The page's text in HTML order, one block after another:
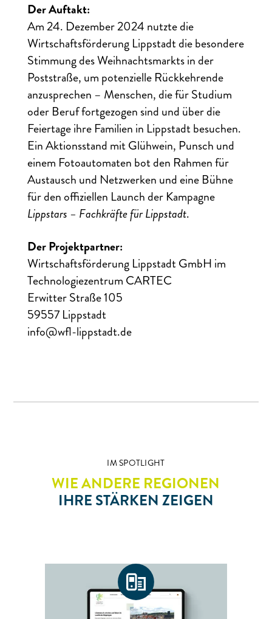
Der Auftakt:
Am 24. Dezember 2024 nutzte die
Wirtschaftsförderung Lippstadt die besondere
Stimmung des Weihnachtsmarkts in der
Poststraße, um potenzielle Rückkehrende
anzusprechen – Menschen, die für Studium
oder Beruf fortgezogen sind und über die
Feiertage ihre Familien in Lippstadt besuchen.
Ein Aktionsstand mit Glühwein, Punsch und
einem Fotoautomaten bot den Rahmen für
Austausch und Netzwerken und eine Bühne
für den offiziellen Launch der Kampagne
Lippstars – Fachkräfte für Lippstadt.
Der Projektpartner:
Wirtschaftsförderung Lippstadt GmbH im
Technologiezentrum CARTEC
Erwitter Straße 105
59557 Lippstadt
info@wfl-lippstadt.de
IM SPOTLIGHT
WIE ANDERE REGIONEN
IHRE STÄRKEN ZEIGEN